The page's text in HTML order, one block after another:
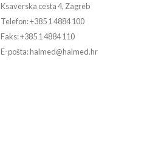
Ksaverska cesta 4, Zagreb
Telefon: +385 1 4884 100
Faks: +385 1 4884 110
E-pošta: halmed@halmed.hr